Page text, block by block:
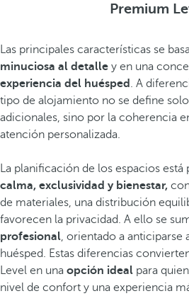
Premium
Las principales características se
minuciosa al detalle y en una
experiencia del huésped . A
tipo de alojamiento no se define
adicionales, sino por la coherencia
atención personalizada.
La planificación de los espacios está
calma, exclusividad y bienestar,
de materiales, una distribución
favorecen la privacidad. A ello se
profesional, orientado a anticiparse
huésped. Estas diferencias
Level en una opción ideal para
nivel de confort y una experiencia